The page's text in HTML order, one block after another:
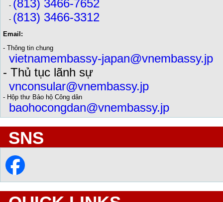
- (813) 3466-7652
- (813) 3466-3312
Email:
- Thông tin chung
vietnamembassy-japan@vnembassy.jp
- Thủ tục lãnh sự
vnconsular@vnembassy.jp
- Hộp thư Bảo hộ Công dân
baohocongdan@vnembassy.jp
SNS